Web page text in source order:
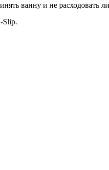
ванну и не расходовать
Slip.